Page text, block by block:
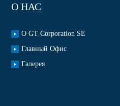
О НАС
О GT Corporation SE
Главный Офис
Галерея